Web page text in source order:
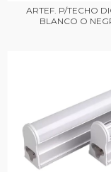
ARTEF. P/TECHO
BLANCO O